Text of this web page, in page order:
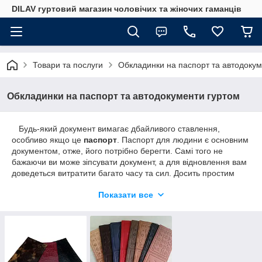
DILAV гуртовий магазин чоловічих та жіночих гаманців
Товари та послуги Обкладинки на паспорт та
Обкладинки на паспорт та автодокументи гуртом
Будь-який документ вимагає дбайливого ставлення,
особливо якщо це паспорт . Паспорт для людини є основним
документом, отже, його потрібно берегти. Самі того не
бажаючи ви може зіпсувати документ, а для відновлення вам
доведеться витратити багато часу та сил. Досить простим
можна вибрати якісну, зручну та стильну річ.
людині доводиться досить часто користуватися цим
документом. Виготовляється обкладинки на паспорт із різних
матеріалів, якісними є обкладинки на паспорт зроблені з
натуральної шкіри.
Показати все